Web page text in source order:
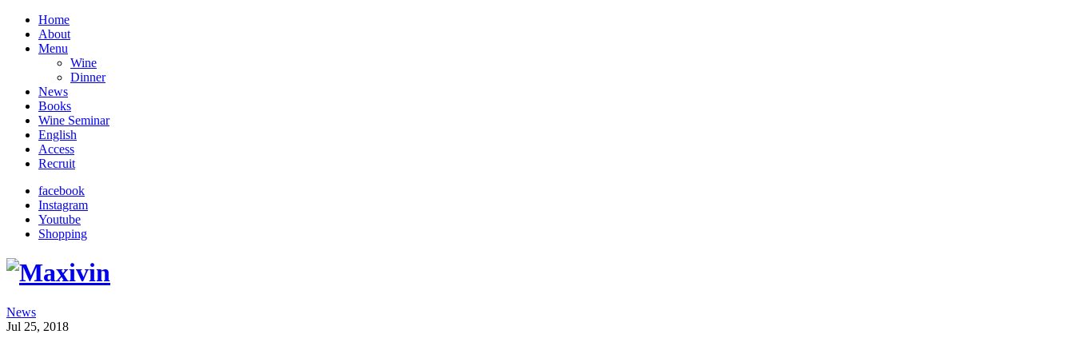
Home
About
Menu
Wine
Dinner
News
Books
Wine Seminar
English
Access
Recruit
facebook
Instagram
Youtube
Shopping
News
Jul 25, 2018